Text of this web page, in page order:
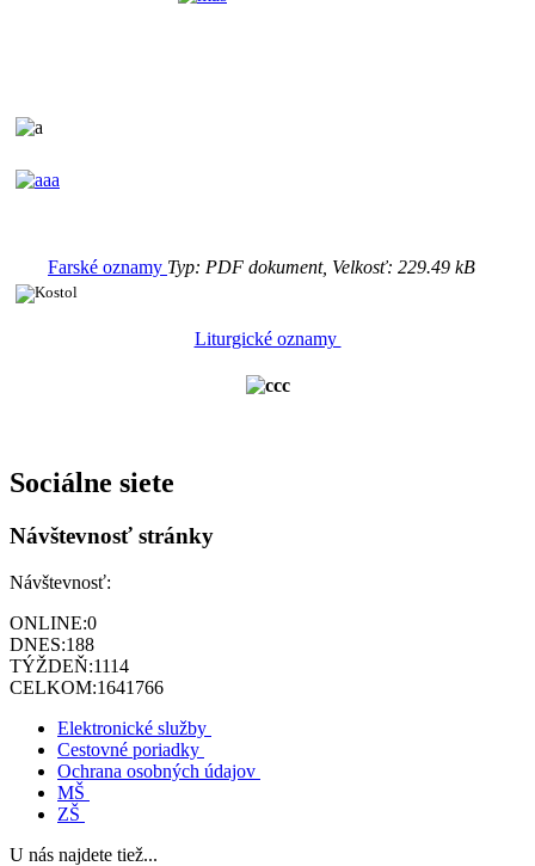
Farské oznamy Typ: PDF dokument, Velkosť: 229.49 kB
Liturgické oznamy
Sociálne siete
Návštevnosť stránky
Návštevnosť:
ONLINE:0
DNES:188
TÝŽDEŇ:1114
CELKOM:1641766
Elektronické služby
Cestovné poriadky
Ochrana osobných údajov
MŠ
ZŠ
U nás najdete tiež...